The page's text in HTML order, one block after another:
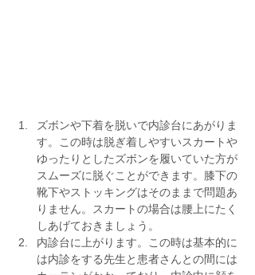
ズボンや下着を脱いで内診台にあがりま
す。この時は脱ぎ着しやすいスカートや
ゆったりとしたズボンを履いていた方が
スムーズに脱ぐことができます。膝下の
靴下やストッキングはそのままで問題あ
りません。スカートの場合は腰上にたく
しあげておきましょう。
内診台に上がります。この時は基本的に
は内診をする先生と患者さんとの間には